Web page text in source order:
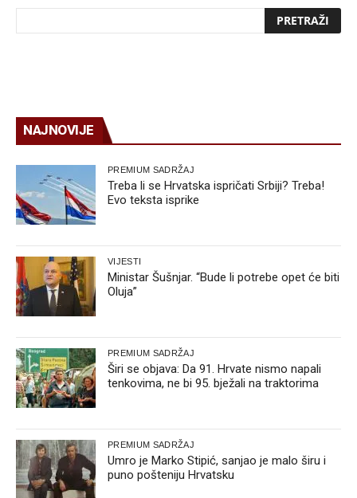
NAJNOVIJE
PREMIUM SADRŽAJ
Treba li se Hrvatska ispričati Srbiji? Treba!
Evo teksta isprike
VIJESTI
Ministar Šušnjar. “Bude li potrebe opet će biti
Oluja”
PREMIUM SADRŽAJ
Širi se objava: Da 91. Hrvate nismo napali
tenkovima, ne bi 95. bježali na traktorima
PREMIUM SADRŽAJ
Umro je Marko Stipić, sanjao je malo širu i
puno pošteniju Hrvatsku